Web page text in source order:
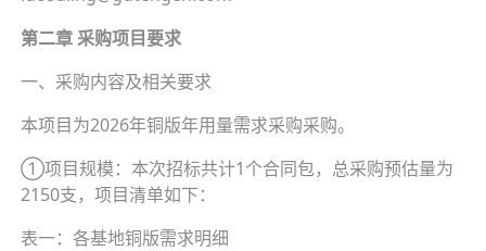
第二章 采购项目要求
一、采购内容及相关要求
本项目为2026年铜版年用量需求采购采购。
①项目规模：本次招标共计1个合同包，总采购预估量为
2150支，项目清单如下：
表一：各基地铜版需求明细